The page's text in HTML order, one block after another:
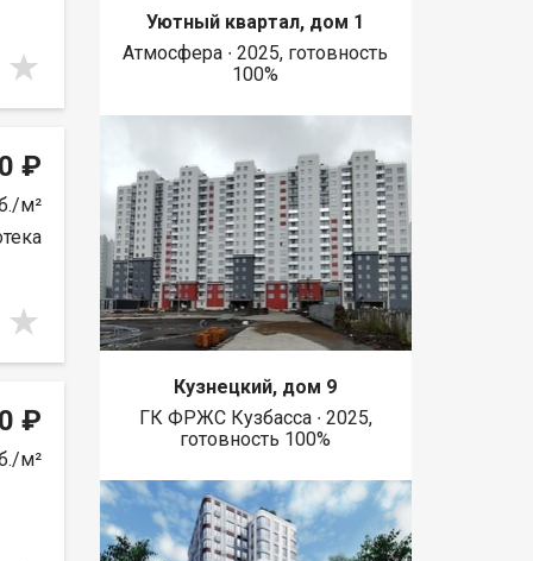
₽
м²
₽
м²
Уютный квартал, дом 1
Атмосфера ∙ 2025, готовность
100%
Кузнецкий, дом 9
ГК ФРЖС Кузбасса ∙ 2025,
готовность 100%